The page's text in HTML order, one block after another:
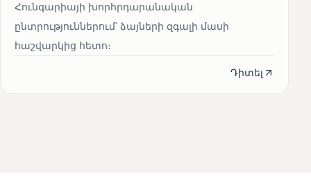
Հունգարիայի խորհրդարանական
ընտրություններում՝ ձայների զգալի մասի
հաշվարկից հետո։
Դիտել